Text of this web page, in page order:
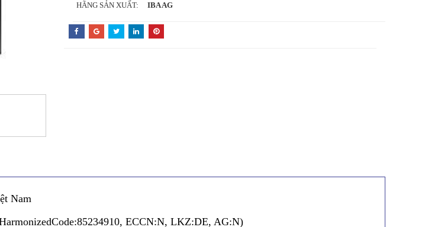
HÃNG SẢN XUẤT: IBA AG
Nam
ECCN:N, LKZ:DE, AG:N)